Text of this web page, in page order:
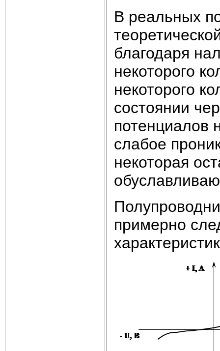
В реальных
благодаря
некоторого
некоторого
состоянии
потенциалов
слабое
некоторая
примерно